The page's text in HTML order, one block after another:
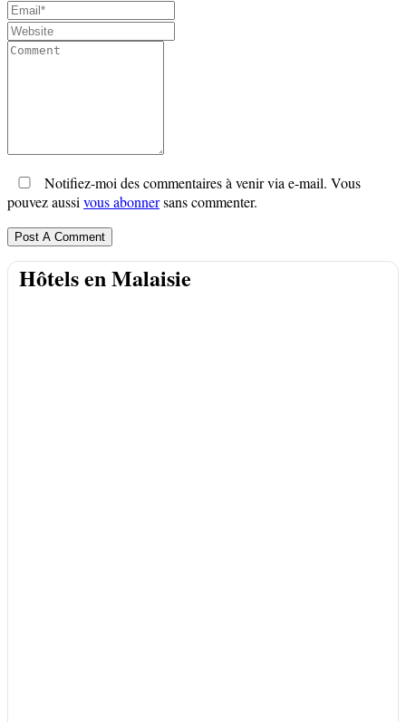
Notifiez-moi des commentaires à venir via e-mail. Vous
pouvez aussi vous abonnersans commenter.
Hôtels en Malaisie